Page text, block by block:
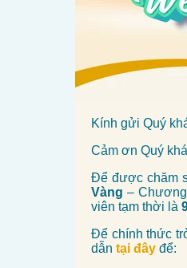
Kính gửi Quý
Cảm ơn Quý
Để được chăm
Vàng –
viên tạm thời là
Để chính thức
dẫn tại đây để: